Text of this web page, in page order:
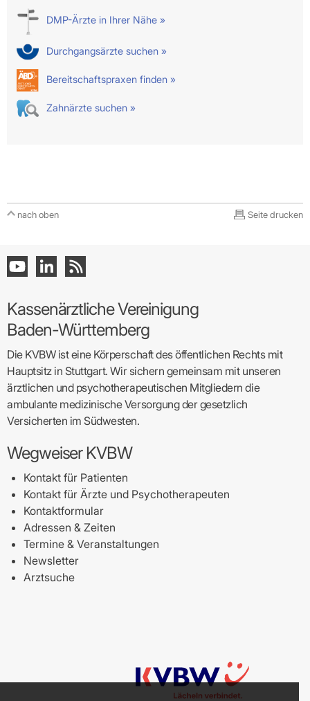
DMP-Ärzte in Ihrer Nähe »
Durchgangsärzte suchen »
Bereitschaftspraxen finden »
Zahnärzte suchen »
nach oben Seite drucken
Kassenärztliche Vereinigung
Baden-Württemberg
Die KVBW ist eine Körperschaft des öffentlichen Rechts mit
Hauptsitz in Stuttgart. Wir sichern gemeinsam mit unseren
ärztlichen und psychotherapeutischen Mitgliedern die
ambulante medizinische Versorgung der gesetzlich
Versicherten im Südwesten.
Wegweiser KVBW
Kontakt für Patienten
Kontakt für Ärzte und Psychotherapeuten
Kontaktformular
Adressen & Zeiten
Termine & Veranstaltungen
Newsletter
Arztsuche